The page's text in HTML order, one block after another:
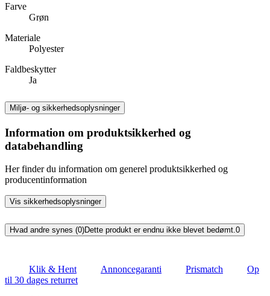
Farve
Grøn
Materiale
Polyester
Faldbeskytter
Ja
Miljø- og sikkerhedsoplysninger
Information om produktsikkerhed og
databehandling
Her finder du information om generel produktsikkerhed og
producentinformation
Vis sikkerhedsoplysninger
Hvad andre synes (0)Dette produkt er endnu ikke blevet bedømt.0
Klik & Hent Annoncegaranti Prismatch
Op
til 30 dages returret